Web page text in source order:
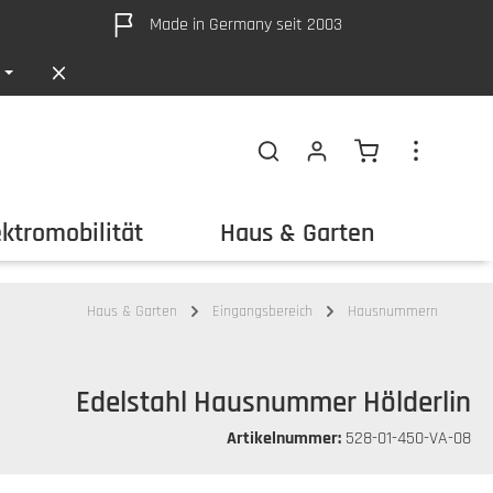
Made in Germany seit 2003
Warenkorb
Haus & Garten
Haus & Garten Eingangsbereich Hausnummern
Edelstahl Hausnummer Hölderlin
Artikelnummer: 528-01-450-VA-08